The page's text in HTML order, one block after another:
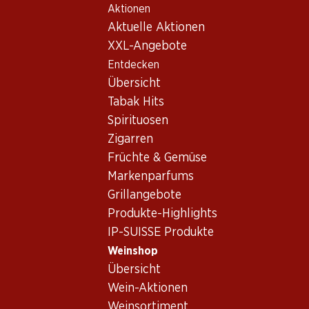
Aktionen
Aktuelle Aktionen
XXL-Angebote
Entdecken
Übersicht
Tabak Hits
Spirituosen
Zigarren
Früchte & Gemüse
Markenparfums
Grillangebote
Produkte-Highlights
IP-SUISSE Produkte
Weinshop
Übersicht
Wein-Aktionen
Weinwissen
Arneis – die «kleine
Schwierige»